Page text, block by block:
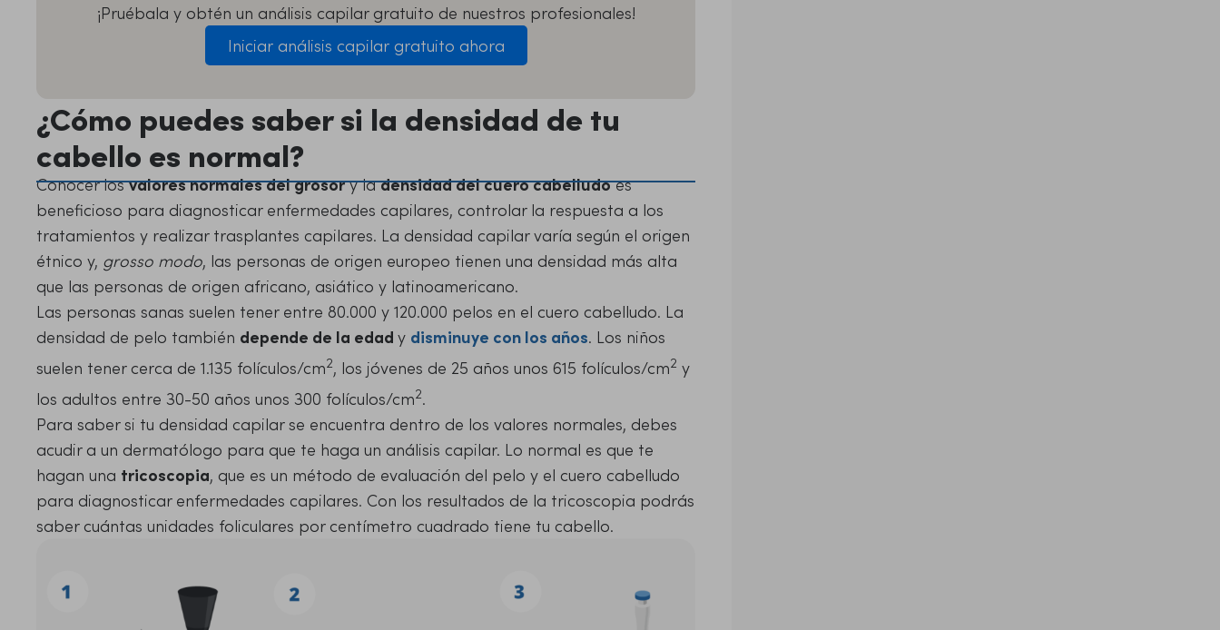
¡Pruébala y obtén un análisis capilar gratuito de nuestros profesionales!
Iniciar análisis capilar gratuito ahora
¿Cómo puedes saber si la densidad de tu
cabello es normal?
Conocer losvalores normales del grosory ladensidad del cuero cabelludoes
beneficioso para diagnosticar enfermedades capilares, controlar la respuesta a los
tratamientos y realizar trasplantes capilares. La densidad capilar varía según el origen
étnico y, grosso modo, las personas de origen europeo tienen una densidad más alta
que las personas de origen africano, asiático y latinoamericano.
Las personas sanas suelen tener entre 80.000 y 120.000 pelos en el cuero cabelludo. La
densidad de pelo también depende de la edad y disminuye con los años. Los niños
suelen tener cerca de 1.135 folículos/cm2, los jóvenes de 25 años unos 615 folículos/cm2 y
los adultos entre 30-50 años unos 300 folículos/cm2.
Para saber si tu densidad capilar se encuentra dentro de los valores normales, debes
acudir a un dermatólogo para que te haga un análisis capilar. Lo normal es que te
hagan una tricoscopia, que es un método de evaluación del pelo y el cuero cabelludo
para diagnosticar enfermedades capilares. Con los resultados de la tricoscopia podrás
saber cuántas unidades foliculares por centímetro cuadrado tiene tu cabello.